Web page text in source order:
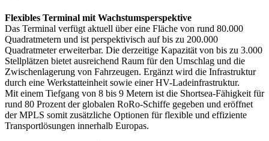
Flexibles Terminal mit Wachstumsperspektive
Das Terminal verfügt aktuell über eine Fläche von rund 80.000
Quadratmetern und ist perspektivisch auf bis zu 200.000
Quadratmeter erweiterbar. Die derzeitige Kapazität von bis zu 3.000
Stellplätzen bietet ausreichend Raum für den Umschlag und die
Zwischenlagerung von Fahrzeugen. Ergänzt wird die Infrastruktur
durch eine Werkstatteinheit sowie einer HV-Ladeinfrastruktur.
Mit einem Tiefgang von 8 bis 9 Metern ist die Shortsea-Fähigkeit für
rund 80 Prozent der globalen RoRo-Schiffe gegeben und eröffnet
der MPLS somit zusätzliche Optionen für flexible und effiziente
Transportlösungen innerhalb Europas.